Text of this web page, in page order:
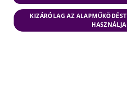
KIZÁRÓLAG AZ
HASZNÁLJA